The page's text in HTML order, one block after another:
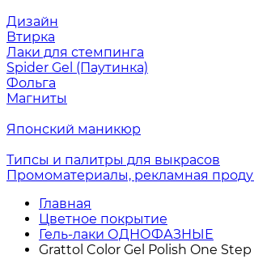
Дизайн
Втирка
Лаки для стемпинга
Spider Gel (Паутинка)
Фольга
Магниты
Японский маникюр
Типсы и палитры для выкрасов
Промоматериалы, рекламная
Главная
Цветное покрытие
Гель-лаки ОДНОФАЗНЫЕ
Grattol Color Gel Polish One Step